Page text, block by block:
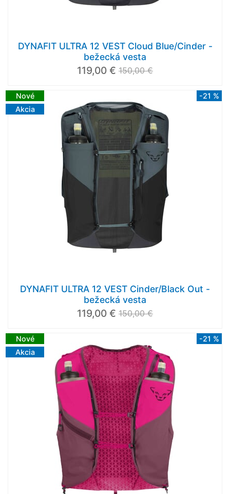
DYNAFIT ULTRA 12 VEST Cloud Blue/Cinder -
bežecká vesta
119,00 € 150,00 €
Nové
Akcia
-21 %
DYNAFIT ULTRA 12 VEST Cinder/Black Out -
bežecká vesta
119,00 € 150,00 €
Nové
Akcia
-21 %